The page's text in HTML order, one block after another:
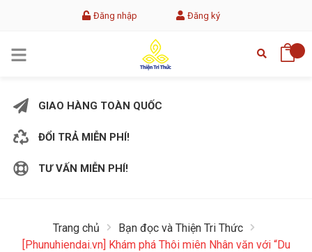
Đăng nhập Đăng ký
GIAO HÀNG TOÀN QUỐC
ĐỔI TRẢ MIỄN PHÍ!
TƯ VẤN MIỄN PHÍ!
Trang chủ
Bạn đọc và Thiện Tri Thức
[Phunuhiendai.vn] Khám phá Thôi miên Nhân văn với “Du